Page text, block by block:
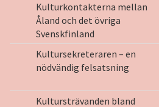
Kulturkontakterna mellan
Åland och det övriga
Svenskfinland
Kultursekreteraren – en
nödvändig felsatsning
Kultursträvanden bland